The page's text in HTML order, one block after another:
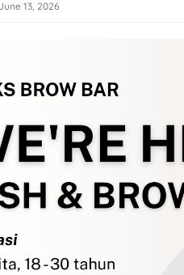
Loker Telecustomer Service,
Loker Solo Raya Minimal
Loker Solo di PPCP Indoprint
Loker Solo Terbaru di New
13, 2026